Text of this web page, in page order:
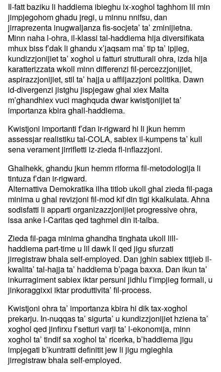
Il-fatt baziku li haddiema ibieghu ix-xoghol taghhom lil min
jimpjegohom ghadu jregi, u minnu nnifsu, dan
jirraprezenta inugwaljanza fis-socjeta’ ta’ zminijietna.
Minn naha l-ohra, il-klassi tal-haddiema hija diversifikata
mhux biss f’dak li ghandu x’jaqsam ma’ tip ta’ ipjieg,
kundizzjonijiet ta’ xoghol u fatturi strutturali ohra, izda hija
karatterizzata wkoll minn differenzi fil-percezzjonijiet,
aspirazzjonijiet, stil ta’ hajja u affiljazzjoni politika. Dawn
id-divergenzi jistghu jispjegaw ghal xiex Malta
m’ghandhiex vuci maghquda dwar kwistjonijiet ta’
importanza kbira ghall-haddiema.
Kwistjoni importanti f’dan ir-rigward hi li jkun hemm
assessjar realistiku tal-COLA, sabiex il-kumpens ta’ kull
sena verament jirrifletti iz-zieda fl-inflazzjoni.
Ghalhekk, ghandu jkun hemm riforma fil-metodologija li
tintuza f’dan ir-rigward.
Alternattiva Demokratika ilha titlob ukoll ghal zieda fil-paga
minima u ghal revizjoni fil-mod kif din tigi kkalkulata. Ahna
sodisfatti li apparti organizazzjonijiet progressive ohra,
issa anke l-Caritas qed taghmel din it-talba.
Zieda fil-paga minima ghandha tinghata ukoll lill-
haddiema part-time u lil dawk li qed jigu sfurzati
jirregistraw bhala self-employed. Dan jghin sabiex titjieb il-
kwalita’ tal-hajja ta’ haddiema b’paga baxxa. Dan ikun ta’
inkurragiment sabiex iktar persuni jidhlu f’impjieg formali, u
jinkoraggixxi iktar produttivita’ fil-process.
Kwistjoni ohra ta’ importanza kbira hi dik tax-xoghol
prekarju. In-nuqqas ta’ sigurta’ u kundizzjonijiet hziena ta’
xoghol qed jinfirxu f’setturi varji ta’ l-ekonomija, minn
xoghol ta’ tindif sa xoghol ta’ ricerka, b’haddiema jigu
impjegati b’kuntratti definitit jew li jigu mgieghla
jirregistraw bhala self-employed.